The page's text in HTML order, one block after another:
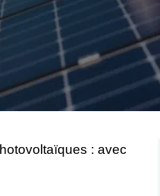
: avec